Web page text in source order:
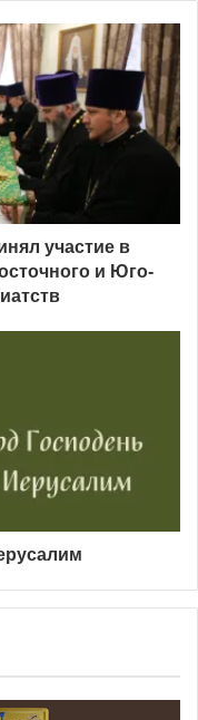
участие в
и Юго-